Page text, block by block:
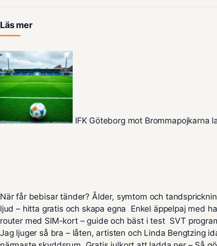
Läs mer
IFK Göteborg mot Brommapojkarna
När får bebisar tänder? Ålder, symtom och
ljud – hitta gratis och skapa egna Enkel äppelpaj med
router med SIM-kort – guide och bäst i test SVT
Jag ljuger så bra – låten, artisten och Linda Bengtzing